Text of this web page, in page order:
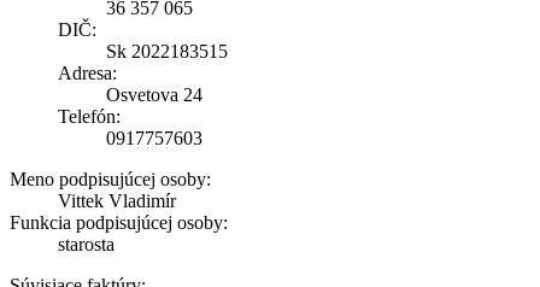
36 357 065
DIČ:
Sk 2022183515
Adresa:
Osvetova 24
Telefón:
0917757603
Meno podpisujúcej osoby:
Vittek Vladimír
Funkcia podpisujúcej osoby:
starosta